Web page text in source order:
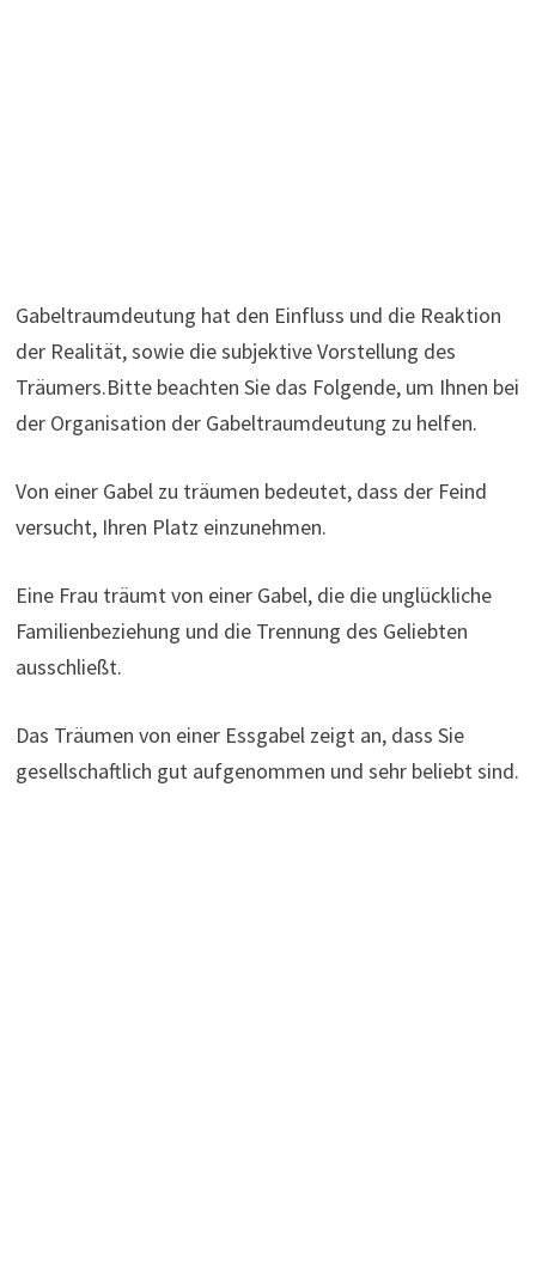
Gabeltraumdeutung hat den Einfluss und die Reaktion
der Realität, sowie die subjektive Vorstellung des
Träumers.Bitte beachten Sie das Folgende, um Ihnen bei
der Organisation der Gabeltraumdeutung zu helfen.
Von einer Gabel zu träumen bedeutet, dass der Feind
versucht, Ihren Platz einzunehmen.
Eine Frau träumt von einer Gabel, die die unglückliche
Familienbeziehung und die Trennung des Geliebten
ausschließt.
Das Träumen von einer Essgabel zeigt an, dass Sie
gesellschaftlich gut aufgenommen und sehr beliebt sind.